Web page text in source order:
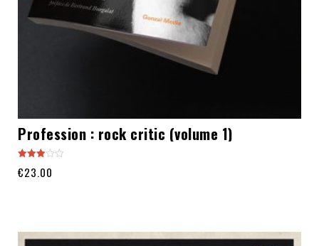
Profession : rock critic (volume 1)
3.00
€23.00